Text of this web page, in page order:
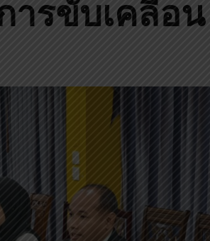
ารขับเคลื่อน